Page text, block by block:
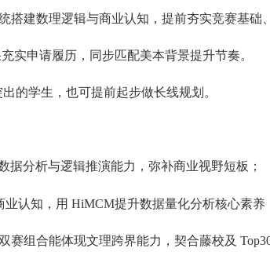
搭建数理逻辑与商业认知，提前夯实竞赛基础
实申请履历，同步匹配美本背景提升节奏。
的学生，也可提前起步做长线规划。
据分析与逻辑推演能力，弥补商业视野短板；
业认知，用 HiMCM提升数据量化分析核心素养
赛组合能体现文理跨界能力，契合藤校及